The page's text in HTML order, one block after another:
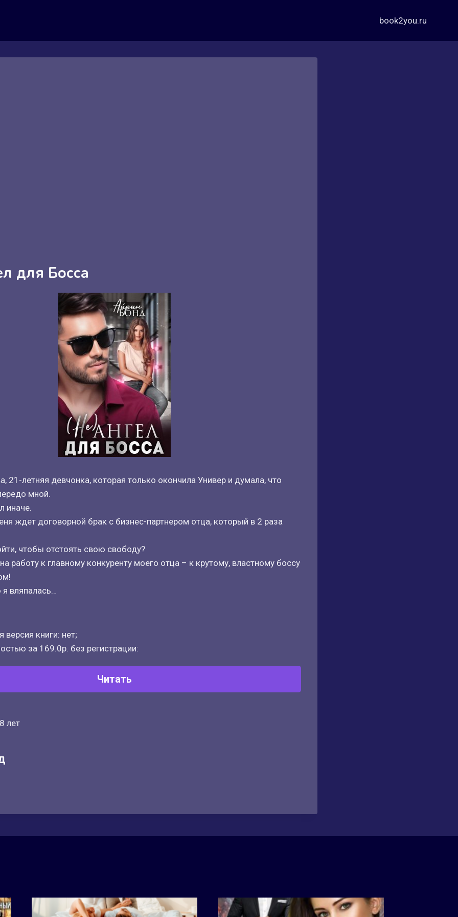
book2you.ru
для Босса
21-летняя девчонка, которая только окончила Универ и думала, что
мной.
иначе.
ждет договорной брак с бизнес-партнером отца, который в 2 раза
чтобы отстоять свою свободу?
работу к главному конкуренту моего отца – к крутому, властному боссу
вляпалась…
версия книги: нет;
за 169.0р. без регистрации:
Читать
лет